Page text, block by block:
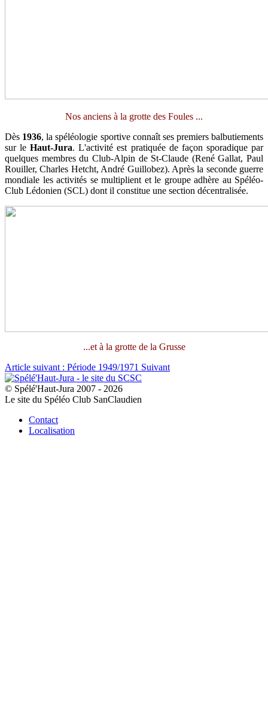
Nos anciens à la grotte des Foules ...
Dès 1936, la spéléologie sportive connaît ses premiers balbutiements
sur leHaut-Jura. L'activité est pratiquée de façon sporadique par
quelques membres du Club-Alpin de St-Claude (René Gallat, Paul
Rouiller, Charles Hetcht, André Guillobez). Après la seconde guerre
mondiale les activités se multiplient et le groupe adhère au Spéléo-
Club Lédonien (SCL) dont il constitue une section décentralisée.
...et à la grotte de la Grusse
Article suivant : Période 1949/1971 Suivant
© Spélé'Haut-Jura 2007 - 2026
Le site du Spéléo Club SanClaudien
Contact
Localisation